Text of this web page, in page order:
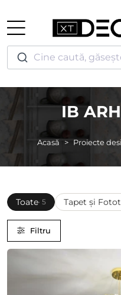
Cine caută,
IB
Acasă Proiecte
Toate· 5 Tapet și
Filtru